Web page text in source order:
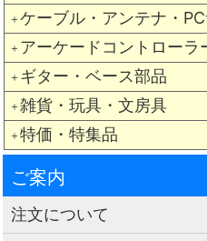
＋ ケーブル・アンテナ・
＋ アーケードコントローラ
＋ ギター・ベース部品
＋ 雑貨・玩具・文房具
＋ 特価・特集品
ご案内
注文について